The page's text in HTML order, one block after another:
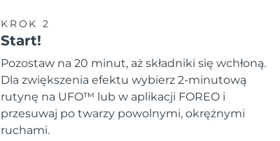
KROK 2
Start!
Pozostaw na 20 minut, aż składniki się wchłoną.
Dla zwiększenia efektu wybierz 2-minutową
rutynę na UFO™ lub w aplikacji FOREO i
przesuwaj po twarzy powolnymi, okrężnymi
ruchami.